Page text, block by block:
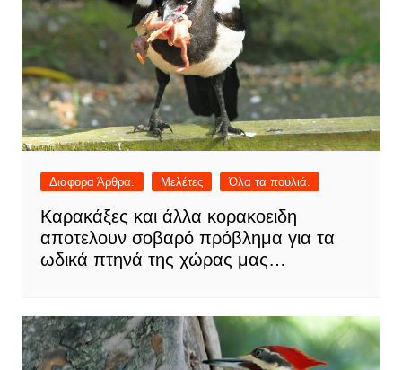
Διαφορα Άρθρα. Μελέτες Όλα τα πουλιά.
Καρακάξες και άλλα κορακοειδη
αποτελουν σοβαρό πρόβλημα για τα
ωδικά πτηνά της χώρας μας…